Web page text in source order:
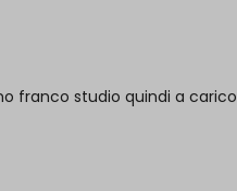
franco studio quindi a carico